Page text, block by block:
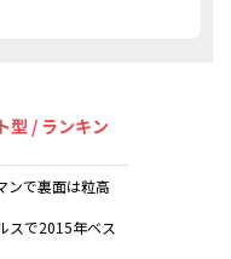
型 / ランキン
ンで裏面は粒高
スで2015年ベス